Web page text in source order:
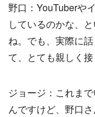
野口：YouTuberや
しているのかな、
ね。でも、実際に
て、とても親しく接
ジョージ：これま
んですけど、野口